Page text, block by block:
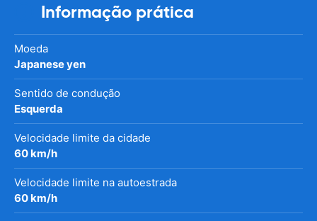
Informação prática
Moeda
Japanese yen
Sentido de condução
Esquerda
Velocidade limite da cidade
60 km/h
Velocidade limite na autoestrada
60 km/h